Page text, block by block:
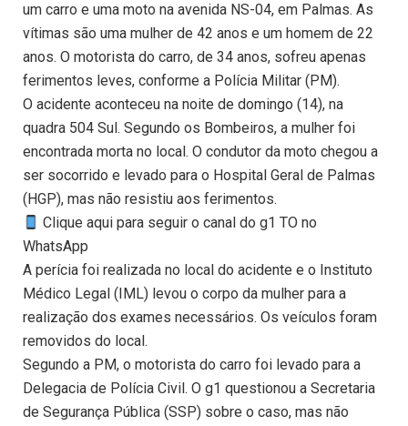
um carro e uma moto na avenida NS-04, em Palmas. As
vítimas são uma mulher de 42 anos e um homem de 22
anos. O motorista do carro, de 34 anos, sofreu apenas
ferimentos leves, conforme a Polícia Militar (PM).
O acidente aconteceu na noite de domingo (14), na
quadra 504 Sul. Segundo os Bombeiros, a mulher foi
encontrada morta no local. O condutor da moto chegou a
ser socorrido e levado para o Hospital Geral de Palmas
(HGP), mas não resistiu aos ferimentos.
Clique aqui para seguir o canal do g1 TO no
WhatsApp
A perícia foi realizada no local do acidente e o Instituto
Médico Legal (IML) levou o corpo da mulher para a
realização dos exames necessários. Os veículos foram
removidos do local.
Segundo a PM, o motorista do carro foi levado para a
Delegacia de Polícia Civil. O g1 questionou a Secretaria
de Segurança Pública (SSP) sobre o caso, mas não